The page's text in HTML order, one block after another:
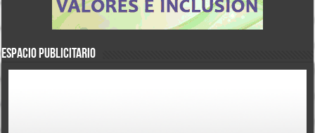
ESPACIO PUBLICITARIO